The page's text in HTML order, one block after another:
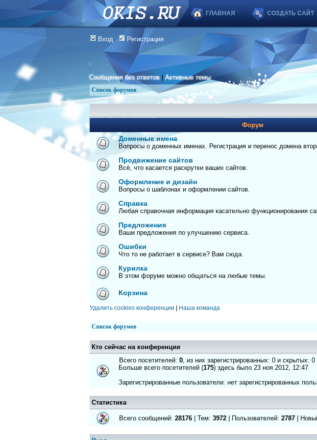
ГЛАВНАЯ СОЗДАТЬ САЙТ
Вход Регистрация
Сообщения без ответов |Активные темы
Список форумов
Форум
Доменные имена
Вопросы о доменных именах. Регистрация и перенос домена
Продвижение сайтов
Всё, что касается раскрутки ваших сайтов.
Оформление и дизайн
Вопросы о шаблонах и оформлении сайтов.
Справка
Любая справочная информация касательно функционирования
Предложения
Ваши предложения по улучшению сервиса.
Ошибки
Что то не работает в сервисе? Вам сюда.
Курилка
В этом форуме можно общаться на любые темы.
Корзина
Удалить cookies конференции Наша команда
Список форумов
Кто сейчас на конференции
Всего посетителей: 0, из них зарегистрированных: 0 и скрытых:
Больше всего посетителей (175) здесь было 23 ноя 2012, 12:47
Зарегистрированные пользователи: нет зарегистрированных
Статистика
Всего сообщений: 28176 | Тем: 3972 | Пользователей: 2787 |